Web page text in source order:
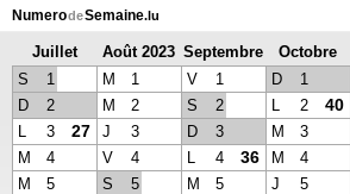
NumerodeSemaine.lu
Calendrier avec jours fériés et numéro des
À propos de NumeroDeSemaine.lu
Confidentialité et cookies
Juillet
2023
Août 2023 Septembre
2023
Octobre
2023
S 1 M 1 V 1 D 1
D
2 M 2 S 2 L 2 40
L
3 27 J 3 D 3 M 3
M
4 V 4 L 4 36 M 4
M 5 S 5 M 5 J 5